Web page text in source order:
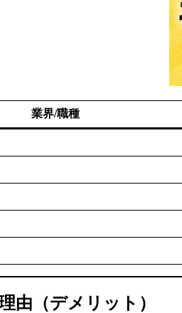
業界/職種
由（デメリット）